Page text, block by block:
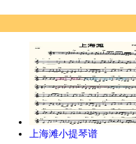
上海滩小提琴谱